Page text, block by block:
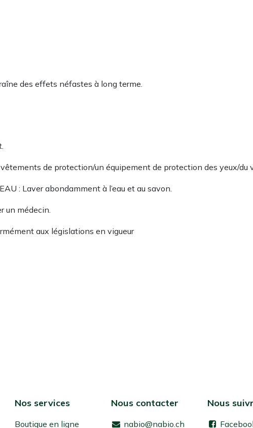
des effets néfastes à long terme.
de protection/un équipement de protection des yeux/du
: Laver abondamment à l’eau et au savon.
un médecin.
aux législations en vigueur
Nos services
Boutique en ligne
Nous contacter
nabio@nabio.ch
Nous